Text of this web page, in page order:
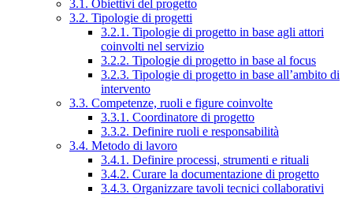
3.1. Obiettivi del progetto
3.2. Tipologie di progetti
3.2.1. Tipologie di progetto in base agli attori
coinvolti nel servizio
3.2.2. Tipologie di progetto in base al focus
3.2.3. Tipologie di progetto in base all’ambito di
intervento
3.3. Competenze, ruoli e figure coinvolte
3.3.1. Coordinatore di progetto
3.3.2. Definire ruoli e responsabilità
3.4. Metodo di lavoro
3.4.1. Definire processi, strumenti e rituali
3.4.2. Curare la documentazione di progetto
3.4.3. Organizzare tavoli tecnici collaborativi